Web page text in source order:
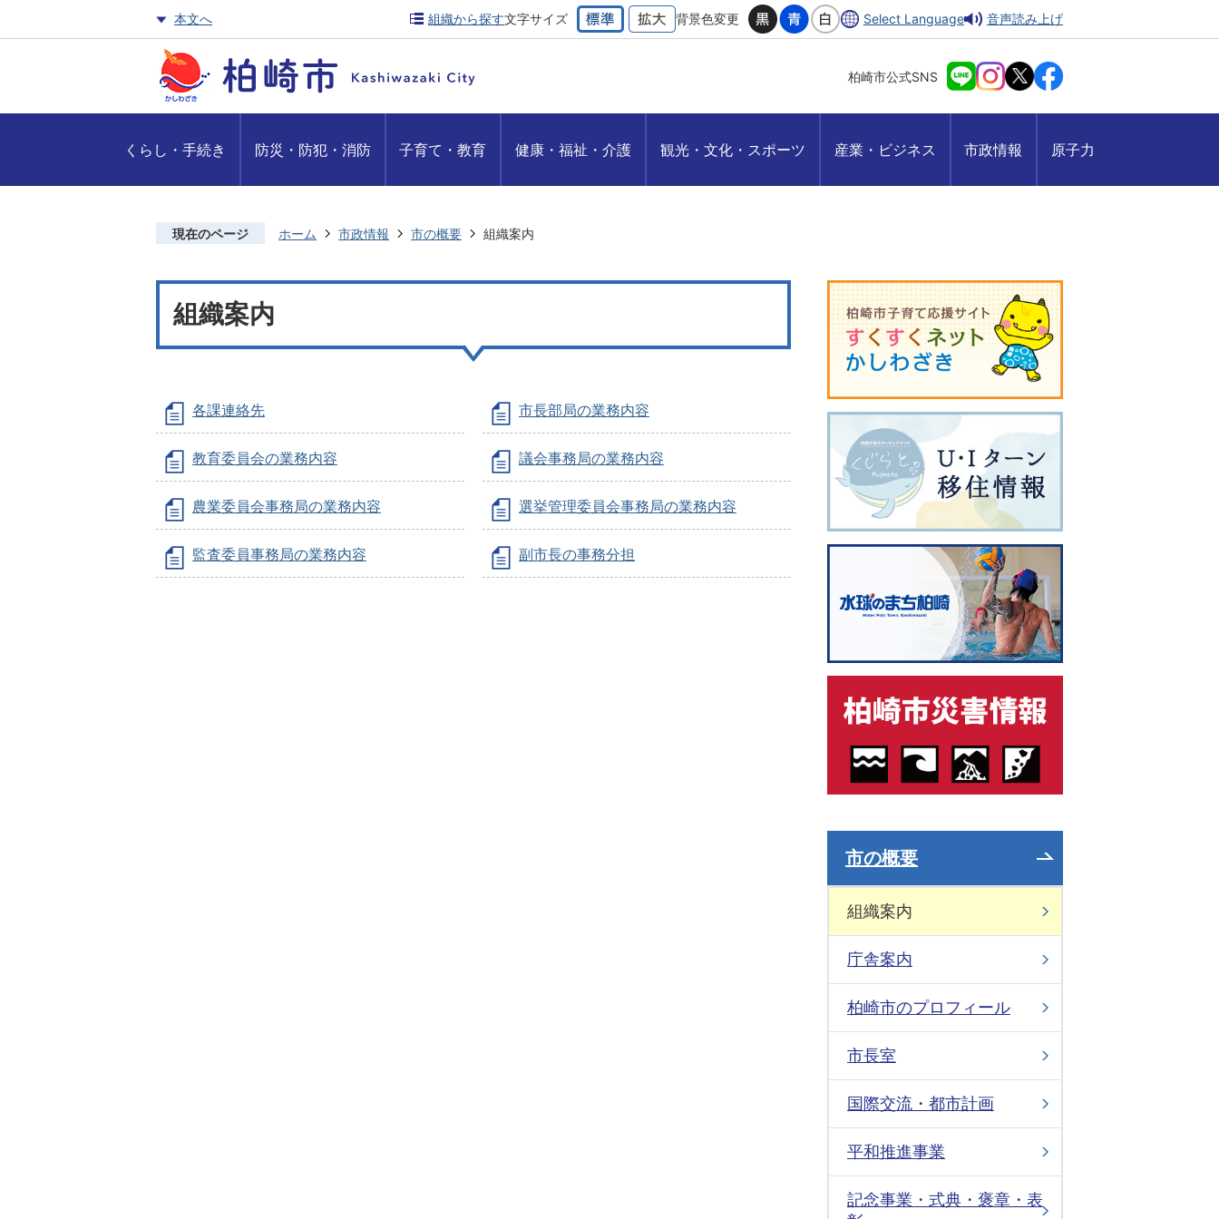
本文へ 組織から探す文字サイズ 背景色変更 Select Language 音声読み上げ
柏崎市公式SNS
くらし・手続き 防災・防犯・消防 子育て・教育 健康・福祉・介護 観光・文化・スポーツ 産業・ビジネス 市政情報 原子力
現在のページ ホーム 市政情報 市の概要 組織案内
組織案内
各課連絡先 市長部局の業務内容
教育委員会の業務内容 議会事務局の業務内容
農業委員会事務局の業務内容 選挙管理委員会事務局の業務内容
監査委員事務局の業務内容 副市長の事務分担
市の概要
組織案内
庁舎案内
柏崎市のプロフィール
市長室
国際交流・都市計画
平和推進事業
記念事業・式典・褒章・表